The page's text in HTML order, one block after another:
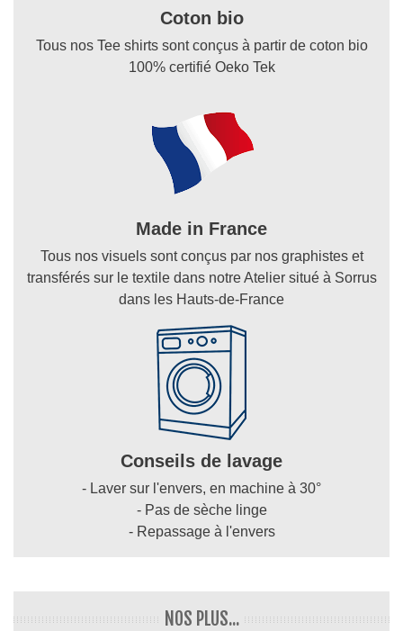
Coton bio
Tous nos Tee shirts sont conçus à partir de coton bio
100% certifié Oeko Tek
Made in France
Tous nos visuels sont conçus par nos graphistes et
transférés sur le textile dans notre Atelier situé à Sorrus
dans les Hauts-de-France
Conseils de lavage
- Laver sur l'envers, en machine à 30°
- Pas de sèche linge
- Repassage à l'envers
NOS PLUS...